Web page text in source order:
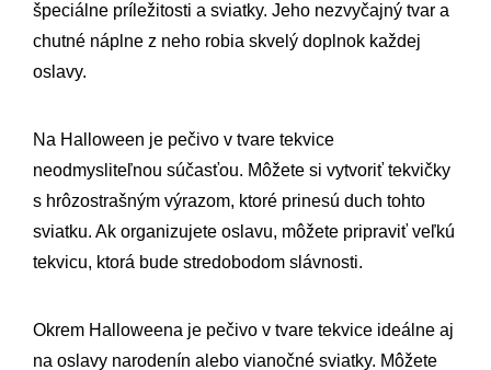
špeciálne príležitosti a sviatky. Jeho nezvyčajný tvar a
chutné náplne z neho robia skvelý doplnok každej
oslavy.
Na Halloween je pečivo v tvare tekvice
neodmysliteľnou súčasťou. Môžete si vytvoriť tekvičky
s hrôzostrašným výrazom, ktoré prinesú duch tohto
sviatku. Ak organizujete oslavu, môžete pripraviť veľkú
tekvicu, ktorá bude stredobodom slávnosti.
Okrem Halloweena je pečivo v tvare tekvice ideálne aj
na oslavy narodenín alebo vianočné sviatky. Môžete